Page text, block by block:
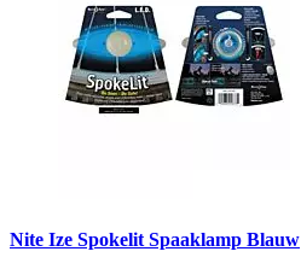
Nite Ize Spokelit Spaaklamp Blauw